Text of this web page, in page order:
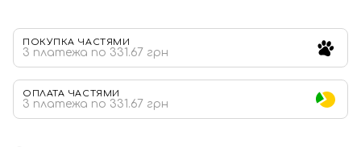
ПОКУПКА ЧАСТЯМИ
3 платежа по 331.67 грн
ОПЛАТА ЧАСТЯМИ
3 платежа по 331.67 грн